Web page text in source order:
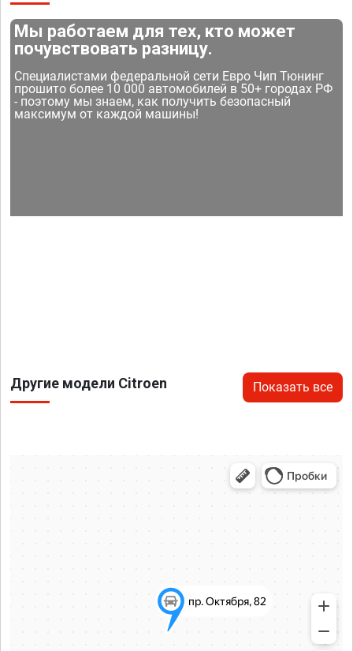
Мы работаем для тех, кто может
почувствовать разницу.
Специалистами федеральной сети Евро Чип Тюнинг
прошито более 10 000 автомобилей в 50+ городах РФ
- поэтому мы знаем, как получить безопасный
максимум от каждой машины!
Другие модели Citroen Показать все